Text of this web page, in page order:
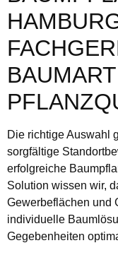
Die richtige Auswahl
sorgfältige
erfolgreiche
Solution wissen wir,
Gewerbeflächen und
individuelle
Gegebenheiten